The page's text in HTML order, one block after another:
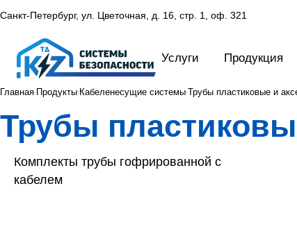
Санкт-Петербург, ул. Цветочная, д. 16, стр. 1, оф. 321
Услуги Продукция
Главная Продукты Кабеленесущие системы Трубы пластиковые и
Трубы
Комплекты трубы гофрированной с
кабелем